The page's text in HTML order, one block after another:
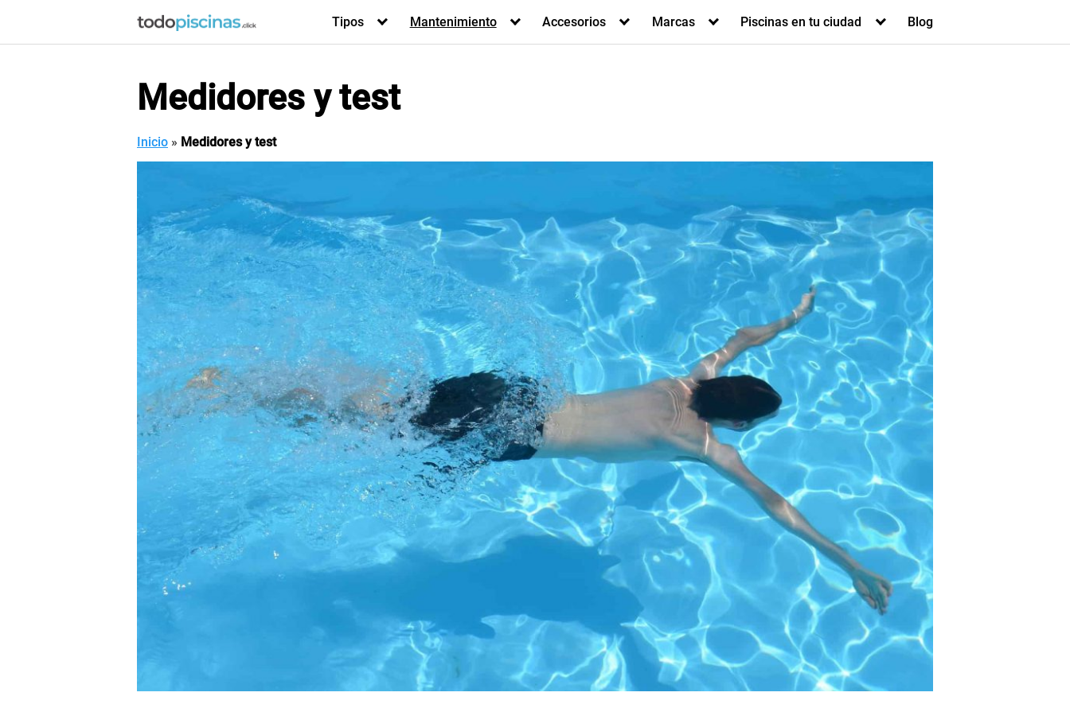
contenido
Tipos Mantenimiento Accesorios Marcas Piscinas en tu ciudad Blog
Medidores y test
Inicio » Medidores y test